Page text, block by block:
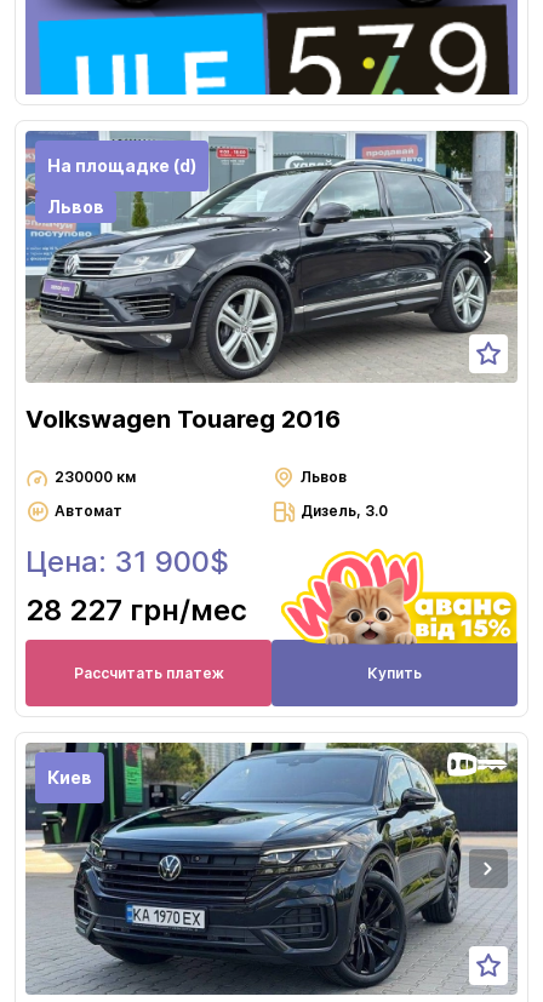
На площадке (d)
Львов
Volkswagen Touareg 2016
230000 км
Львов
Автомат
Дизель, 3.0
Цена: 31 900$
28 227 грн/мес
Рассчитать платеж Купить
Киев